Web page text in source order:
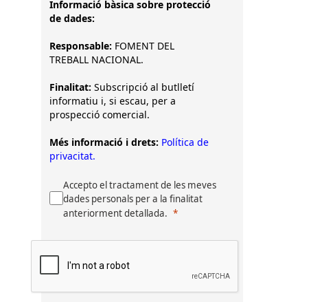
Informació bàsica sobre protecció
de dades:
Responsable: FOMENT DEL
TREBALL NACIONAL.
Finalitat: Subscripció al butlletí
informatiu i, si escau, per a
prospecció comercial.
Més informació i drets: Política de
privacitat.
Accepto el tractament de les meves
dades personals per a la finalitat
anteriorment detallada.